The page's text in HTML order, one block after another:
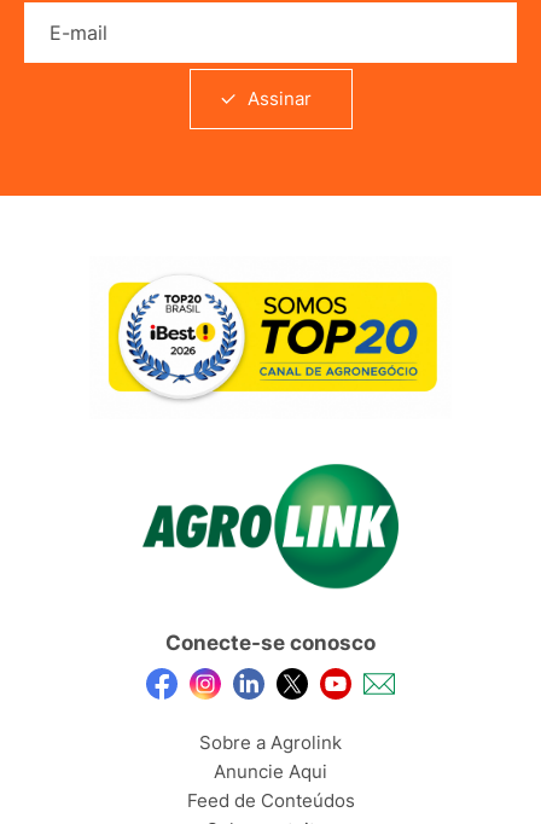
Assinar
Conecte-se conosco
Sobre a Agrolink
Anuncie Aqui
Feed de Conteúdos